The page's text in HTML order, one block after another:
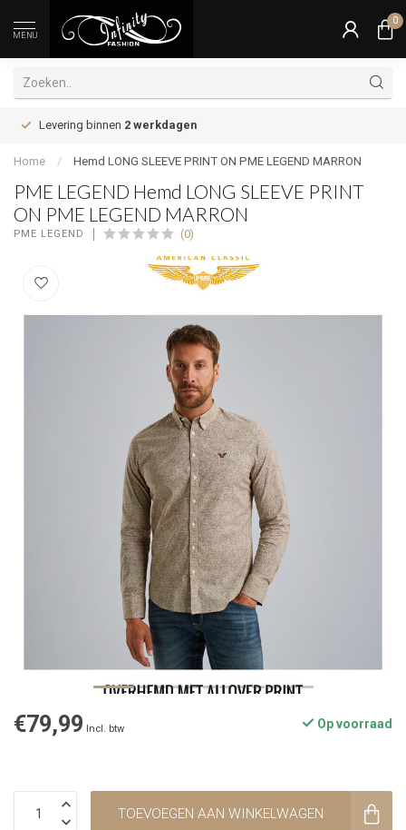
MENU
0
Levering binnen 2 werkdagen
Home / Hemd LONG SLEEVE PRINT ON PME LEGEND MARRON
PME LEGEND Hemd LONG SLEEVE PRINT
ON PME LEGEND MARRON
PME LEGEND (0)
€79,99 Incl. btw Op voorraad
TOEVOEGEN AAN WINKELWAGEN